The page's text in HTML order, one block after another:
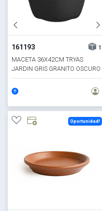
161193
1
MACETA 36X42CM TRYAS
JARDIN GRIS GRANITO OSCURO
Oportunidad!